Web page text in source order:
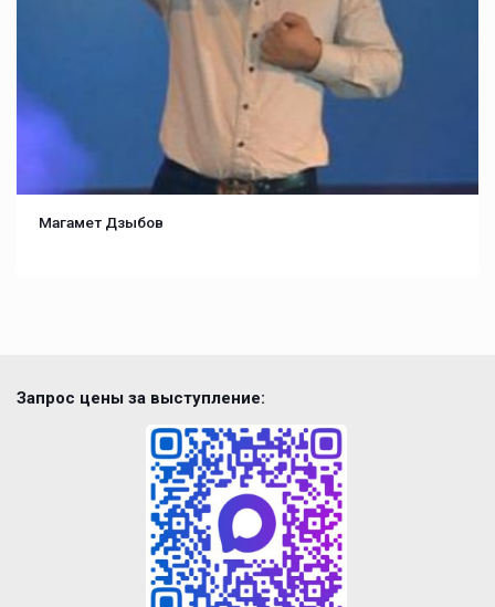
Магамет Дзыбов
Запрос цены за выступление: